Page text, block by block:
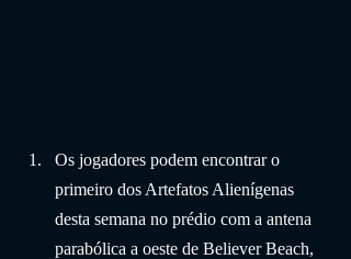
Os jogadores podem encontrar o
primeiro dos Artefatos Alienígenas
desta semana no prédio com a antena
parabólica a oeste de Believer Beach,